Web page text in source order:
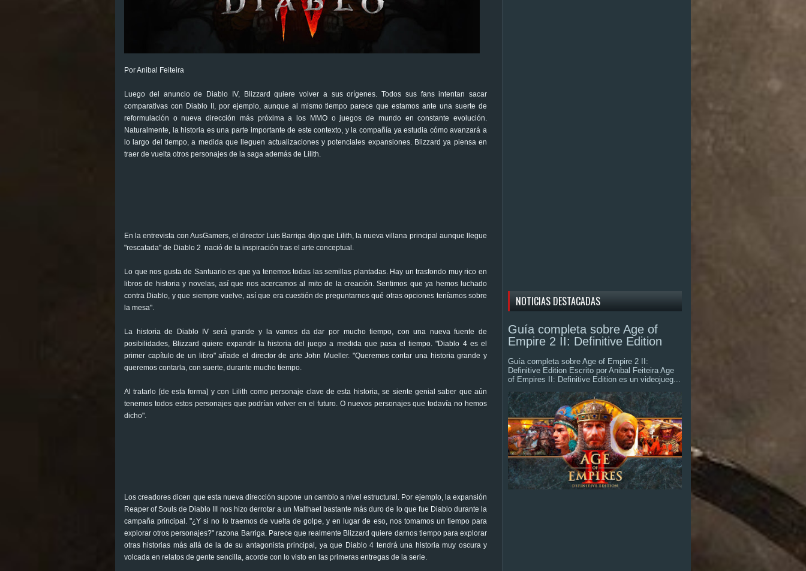
Por Anibal Feiteira
Luego del anuncio de Diablo IV, Blizzard quiere volver a sus orígenes. Todos sus fans intentan sacar
comparativas con Diablo II, por ejemplo, aunque al mismo tiempo parece que estamos ante una suerte de
reformulación o nueva dirección más próxima a los MMO o juegos de mundo en constante evolución.
Naturalmente, la historia es una parte importante de este contexto, y la compañía ya estudia cómo avanzará a
lo largo del tiempo, a medida que lleguen actualizaciones y potenciales expansiones. Blizzard ya piensa en
traer de vuelta otros personajes de la saga además de Lilith.
En la entrevista con AusGamers, el director Luis Barriga dijo que Lilith, la nueva villana principal aunque llegue
"rescatada" de Diablo 2 nació de la inspiración tras el arte conceptual.
Lo que nos gusta de Santuario es que ya tenemos todas las semillas plantadas. Hay un trasfondo muy rico en
libros de historia y novelas, así que nos acercamos al mito de la creación. Sentimos que ya hemos luchado
contra Diablo, y que siempre vuelve, así que era cuestión de preguntarnos qué otras opciones teníamos sobre
la mesa".
La historia de Diablo IV será grande y la vamos da dar por mucho tiempo, con una nueva fuente de
posibilidades, Blizzard quiere expandir la historia del juego a medida que pasa el tiempo. "Diablo 4 es el
primer capítulo de un libro" añade el director de arte John Mueller. "Queremos contar una historia grande y
queremos contarla, con suerte, durante mucho tiempo.
Al tratarlo [de esta forma] y con Lilith como personaje clave de esta historia, se siente genial saber que aún
tenemos todos estos personajes que podrían volver en el futuro. O nuevos personajes que todavía no hemos
dicho".
Los creadores dicen que esta nueva dirección supone un cambio a nivel estructural. Por ejemplo, la expansión
Reaper of Souls de Diablo III nos hizo derrotar a un Malthael bastante más duro de lo que fue Diablo durante la
campaña principal. "¿Y si no lo traemos de vuelta de golpe, y en lugar de eso, nos tomamos un tiempo para
explorar otros personajes?" razona Barriga. Parece que realmente Blizzard quiere darnos tiempo para explorar
otras historias más allá de la de su antagonista principal, ya que Diablo 4 tendrá una historia muy oscura y
volcada en relatos de gente sencilla, acorde con lo visto en las primeras entregas de la serie.
NOTICIAS DESTACADAS
Guía completa sobre Age of
Empire 2 II: Definitive Edition
Guía completa sobre Age of Empire 2 II:
Definitive Edition Escrito por Anibal Feiteira Age
of Empires II: Definitive Edition es un videojueg...